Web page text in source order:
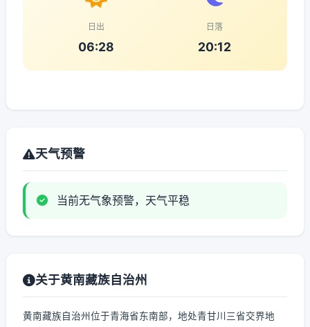
日出
06:28
日落
20:12
天气预警
当前无气象预警，天气平稳
关于黄南藏族自治州
黄南藏族自治州位于青海省东南部，地处青甘川三省交界地